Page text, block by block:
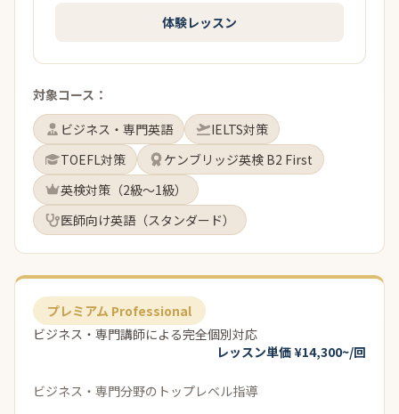
体験レッスン
対象コース：
ビジネス・専門英語
IELTS対策
TOEFL対策
ケンブリッジ英検 B2 First
英検対策（2級〜1級）
医師向け英語（スタンダード）
プレミアム Professional
ビジネス・専門講師による完全個別対応
レッスン単価 ¥14,300~/回
ビジネス・専門分野のトップレベル指導